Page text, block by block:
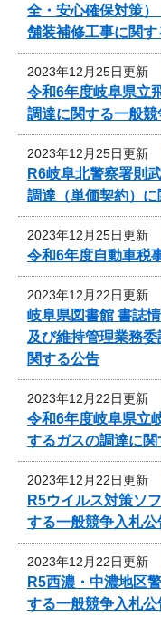
全・安心確保対策
舗装補修工事に関
2023年12月25日更新
令和6年度岐阜県立
調達に関する一般競
2023年12月25日更新
R6岐阜北警察署則
調達（単価契約）
2023年12月25日更新
令和6年度自動車税
2023年12月22日更新
岐阜県図書館 書誌
及び維持管理業務
関する公告
2023年12月22日更新
令和6年度岐阜県立
するガスの調達に
2023年12月22日更新
R5ウイルス対策ソ
する一般競争入札公
2023年12月22日更新
R5西濃・中濃地区
する一般競争入札公